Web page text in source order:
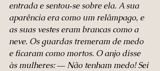
entrada e sentou‑se sobre ela. A sua
aparência era como um relâmpago, e
as suas vestes eram brancas como a
neve. Os guardas tremeram de medo
e ficaram como mortos. O anjo disse
às mulheres: ― Não tenham medo! Sei